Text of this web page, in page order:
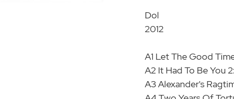
Dol
2012
A1 Let The Good
A2 It Had To Be You
A3 Alexander's